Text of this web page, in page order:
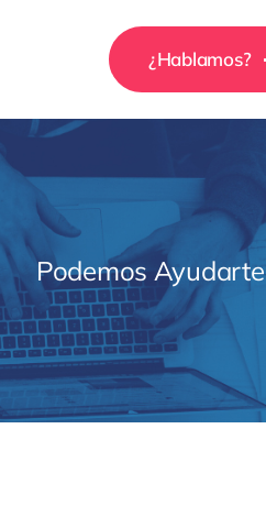
¿Hablamos?
Podemos Ayudarte